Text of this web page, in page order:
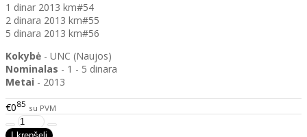
1 dinar 2013 km#54
2 dinara 2013 km#55
5 dinara 2013 km#56
Kokybė - UNC (Naujos)
Nominalas - 1 - 5 dinara
Metai - 2013
€085 su PVM